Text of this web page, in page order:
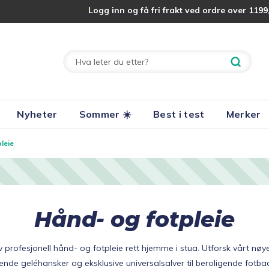
Logg inn og få fri frakt ved ordre over
Nyheter Sommer ☀️ Best i test Merker
Hånd- og fotpleie
profesjonell hånd- og fotpleie rett hjemme i stua. Utforsk vårt
geléhansker og eksklusive universalsalver til beroligende